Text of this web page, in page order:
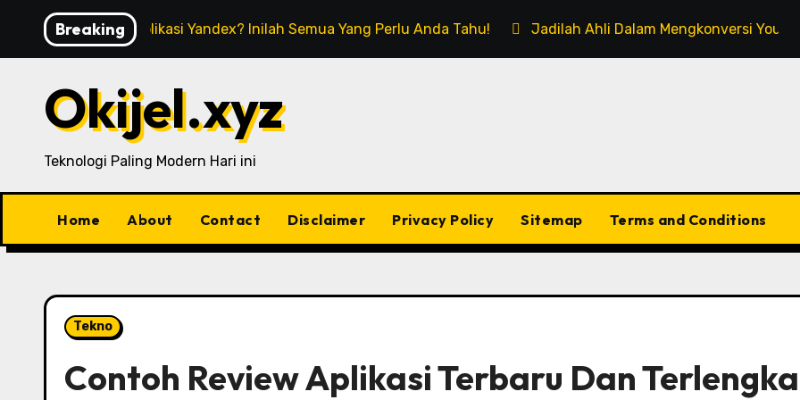
content
Breaking
Apa Itu Aplikasi Yandex? Inilah Semua Yang Perlu Anda Tahu! Jadilah Ahli Dalam Mengkonversi
Okijel.xyz
Teknologi Paling Modern Hari ini
Home About Contact Disclaimer Privacy Policy Sitemap Terms and Conditions
Tekno
Contoh Review Aplikasi Terbaru Dan